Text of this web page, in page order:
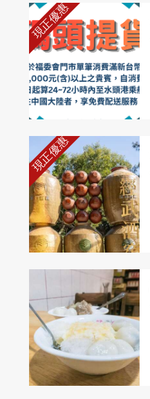
現正優惠
現正優惠